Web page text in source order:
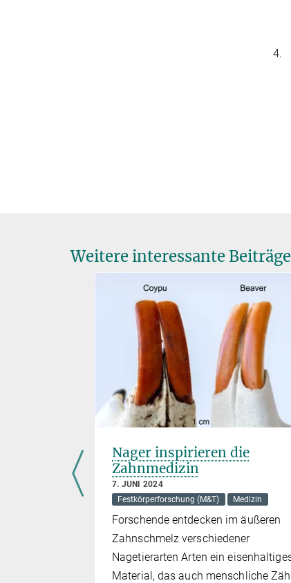
4.
Weitere interessante Beiträge
Nager inspirieren die
Zahnmedizin
7. JUNI 2024
Festkörperforschung (M&T)
Medizin
Forschende entdecken im äußeren
Zahnschmelz verschiedener
Nagetierarten Arten ein
Material, das auch menschliche